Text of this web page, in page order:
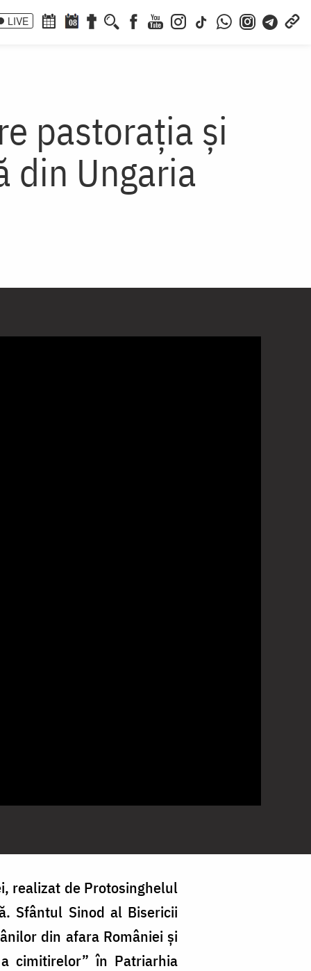
LIVE 08
pastorația și
din Ungaria
realizat de Protosinghelul
Sfântul Sinod al Bisericii
din afara ­României și
­cimitirelor” în Patriarhia